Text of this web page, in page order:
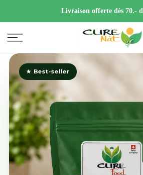
Livraison offerte dès 70.-
★ Best-seller